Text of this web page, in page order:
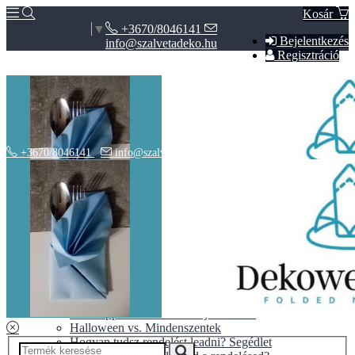
Kosár
Bejelentkezés
Regisztráció
▼
+3670/8046141
info@szalvetadeko.hu
Hírek
ÁSZF
Adatvédelem
BLOG
Halloween vs. Mindenszentek
Hogyan tudsz rendelést leadni? Segédlet
+3670/8046141 info@szalvetadeko.hu